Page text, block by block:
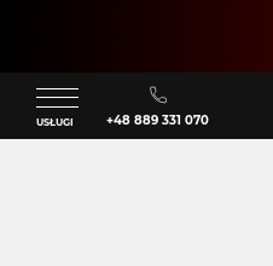
USŁUGI +48 889 331 070